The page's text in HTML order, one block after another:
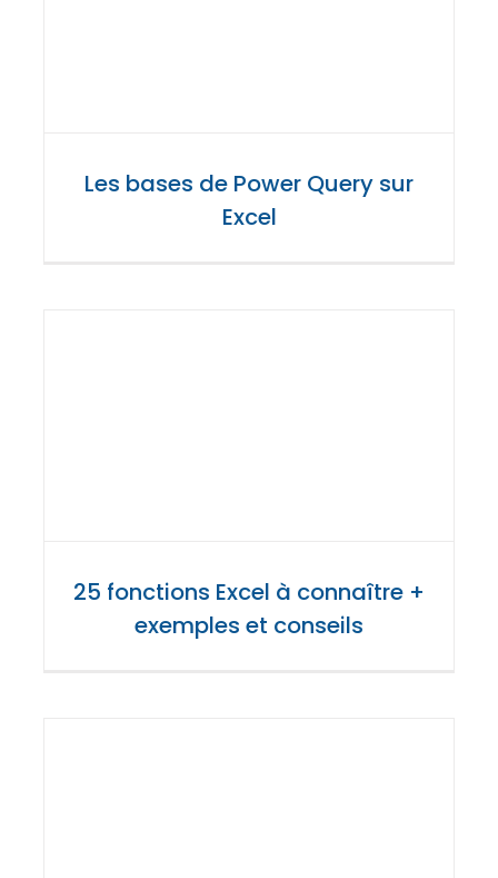
Les bases de Power Query sur
Excel
25 fonctions Excel à connaître +
exemples et conseils